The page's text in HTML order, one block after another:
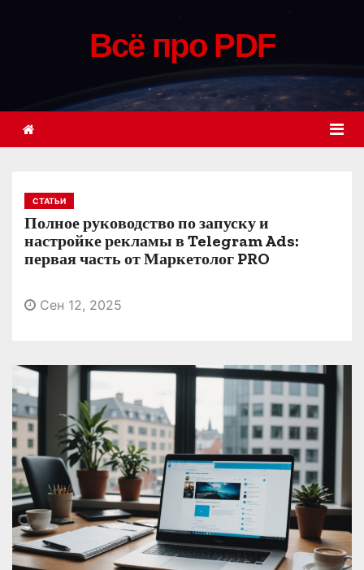
и
Всё про PDF
СТАТЬИ
Полное руководство по запуску и
настройке рекламы в Telegram Ads:
первая часть от Маркетолог PRO
Сен 12, 2025